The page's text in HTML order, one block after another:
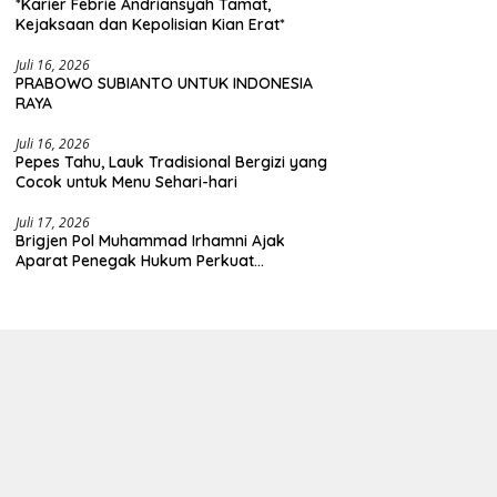
*Karier Febrie Andriansyah Tamat,
Kejaksaan dan Kepolisian Kian Erat*
Juli 16, 2026
PRABOWO SUBIANTO UNTUK INDONESIA
RAYA
Juli 16, 2026
Pepes Tahu, Lauk Tradisional Bergizi yang
Cocok untuk Menu Sehari-hari
Juli 17, 2026
Brigjen Pol Muhammad Irhamni Ajak
Aparat Penegak Hukum Perkuat